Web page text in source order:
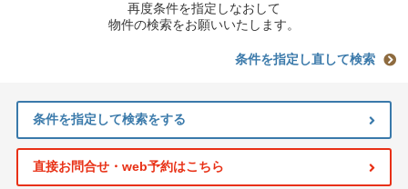
スタッフ紹介
再度条件を指定しなおして
物件の検索をお願いいたします。
条件を指定し直して検索
条件を指定して検索をする
直接お問合せ・web予約はこちら